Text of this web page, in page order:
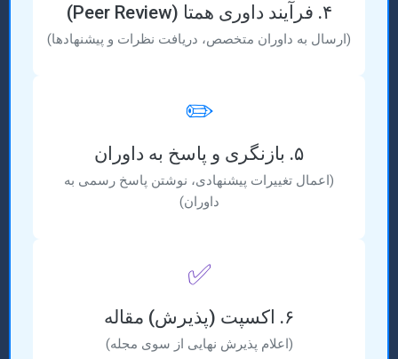
۴. فرآیند داوری همتا (Peer Review)
(ارسال به داوران متخصص، دریافت نظرات و پیشنهادها)
✏️
۵. بازنگری و پاسخ به داوران
(اعمال تغییرات پیشنهادی، نوشتن پاسخ رسمی به
داوران)
✅
۶. اکسپت (پذیرش) مقاله
(اعلام پذیرش نهایی از سوی مجله)